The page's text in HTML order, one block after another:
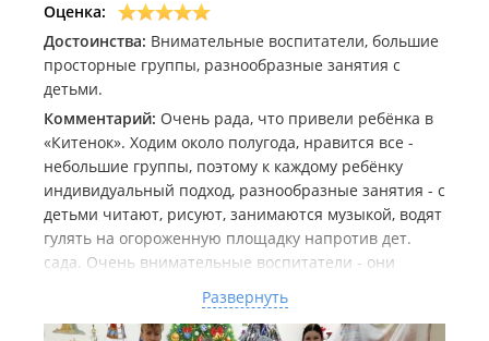
Оценка:
Достоинства: Внимательные воспитатели, большие
просторные группы, разнообразные занятия с
детьми.
Комментарий: Очень рада, что привели ребёнка в
«Китенок». Ходим около полугода, нравится все -
небольшие группы, поэтому к каждому ребёнку
индивидуальный подход, разнообразные занятия - с
детьми читают, рисуют, занимаются музыкой, водят
гулять на огороженную площадку напротив дет.
сада. Очень внимательные воспитатели - они
ребёнок занимался, на что стоит обратить
внимание, помогут, если ребёнок наотрез
Развернуть